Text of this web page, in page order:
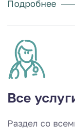
Подробнее
Все
Раздел со